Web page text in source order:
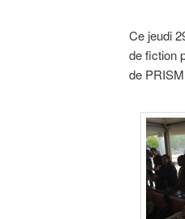
Ce jeudi
de fiction
de